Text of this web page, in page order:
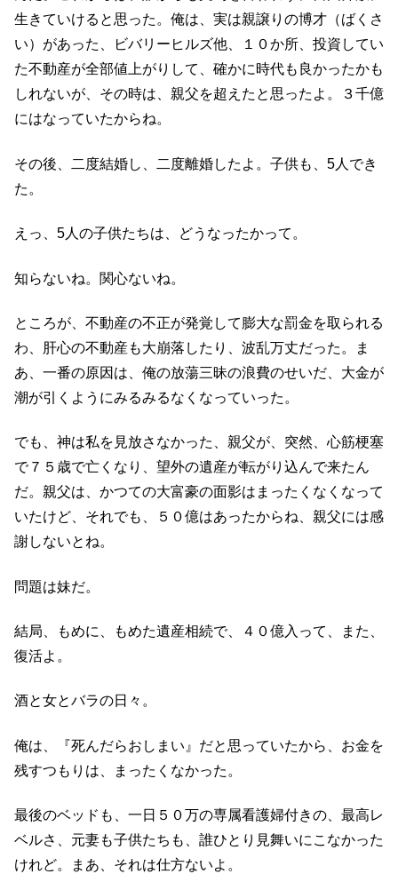
生きていけると思った。俺は、実は親譲りの博才（ばくさ
い）があった、ビバリーヒルズ他、１０か所、投資してい
た不動産が全部値上がりして、確かに時代も良かったかも
しれないが、その時は、親父を超えたと思ったよ。３千億
にはなっていたからね。
その後、二度結婚し、二度離婚したよ。子供も、5人でき
た。
えっ、5人の子供たちは、どうなったかって。
知らないね。関心ないね。
ところが、不動産の不正が発覚して膨大な罰金を取られる
わ、肝心の不動産も大崩落したり、波乱万丈だった。ま
あ、一番の原因は、俺の放蕩三昧の浪費のせいだ、大金が
潮が引くようにみるみるなくなっていった。
でも、神は私を見放さなかった、親父が、突然、心筋梗塞
で７５歳で亡くなり、望外の遺産が転がり込んで来たん
だ。親父は、かつての大富豪の面影はまったくなくなって
いたけど、それでも、５０億はあったからね、親父には感
謝しないとね。
問題は妹だ。
結局、もめに、もめた遺産相続で、４０億入って、また、
復活よ。
酒と女とバラの日々。
俺は、『死んだらおしまい』だと思っていたから、お金を
残すつもりは、まったくなかった。
最後のベッドも、一日５０万の専属看護婦付きの、最高レ
ベルさ、元妻も子供たちも、誰ひとり見舞いにこなかった
けれど。まあ、それは仕方ないよ。